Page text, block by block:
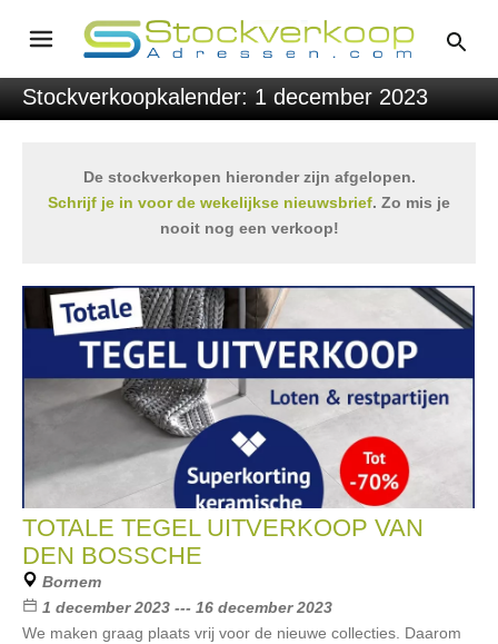
Stockverkoopkalender: 1 december 2023
De stockverkopen hieronder zijn afgelopen.
Schrijf je in voor de wekelijkse nieuwsbrief. Zo mis je
nooit nog een verkoop!
TOTALE TEGEL UITVERKOOP VAN
DEN BOSSCHE
Bornem
1 december 2023 --- 16 december 2023
We maken graag plaats vrij voor de nieuwe collecties. Daarom